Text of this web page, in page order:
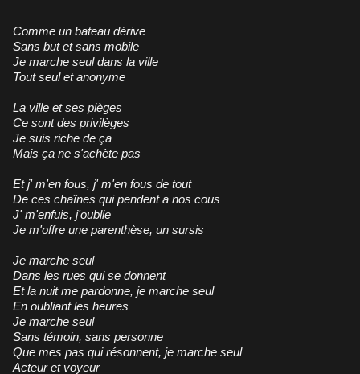
Comme un bateau dérive
Sans but et sans mobile
Je marche seul dans la ville
Tout seul et anonyme
La ville et ses pièges
Ce sont des privilèges
Je suis riche de ça
Mais ça ne s'achète pas
Et j' m'en fous, j' m'en fous de tout
De ces chaînes qui pendent a nos cous
J' m'enfuis, j'oublie
Je m'offre une parenthèse, un sursis
Je marche seul
Dans les rues qui se donnent
Et la nuit me pardonne, je marche seul
En oubliant les heures
Je marche seul
Sans témoin, sans personne
Que mes pas qui résonnent, je marche seul
Acteur et voyeur